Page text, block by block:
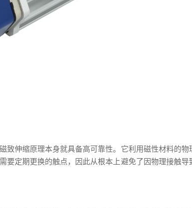
致伸缩原理本身就具备高可靠性。它利用磁性材料的
要定期更换的触点，因此从根本上避免了因物理接触